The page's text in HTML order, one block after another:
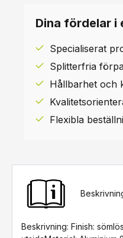
Dina fördelar i
Specialiserat
Splitterfria
Hållbarhet och
Flexibla
Beskrivning: Finish: